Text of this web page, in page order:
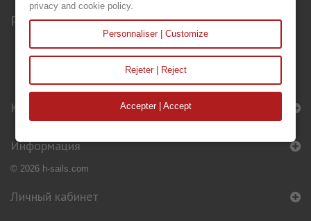
Рассылка
Категории
Информация
© 2026 h-sails.com
Личный кабинет
privacy and cookie policy.
Personnaliser | Customize
Rejeter | Reject
Accepter | Accept